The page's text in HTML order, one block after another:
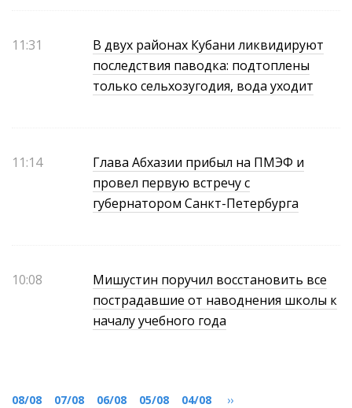
11:31
В двух районах Кубани ликвидируют
последствия паводка: подтоплены
только сельхозугодия, вода уходит
11:14
Глава Абхазии прибыл на ПМЭФ и
провел первую встречу с
губернатором Санкт-Петербурга
10:08
Мишустин поручил восстановить все
пострадавшие от наводнения школы к
началу учебного года
08/08 07/08 06/08 05/08 04/08 ››